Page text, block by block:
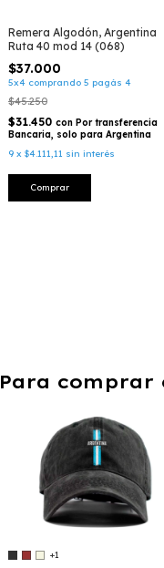
Remera Algodón, Argentina
Ruta 40 mod 14 (068)
$37.000
5x4 comprando 5 pagás 4
$45.250
$31.450 con Por transferencia
Bancaria, solo para Argentina
9 x $4.111,11 sin interés
Comprar
Para comprar
+1